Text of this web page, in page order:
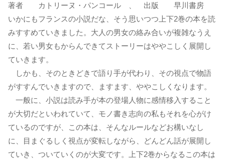
著者 カトリーヌ・パンコール 、 出版 早川書房
いかにもフランスの小説だな、そう思いつつ上下2巻の本を読
みすすめていきました。大人の男女の絡み合いが複雑なうえ
に、若い男女もからんできてストーリーはややこしく展開し
ていきます。
しかも、そのときどきで語り手が代わり、その視点で物語
がすすんでいきますので、ますます、ややこしくなります。
一般に、小説は読み手が本の登場人物に感情移入すること
が大切だといわれていて、モノ書き志向の私もそれを心がけ
ているのですが、この本は、そんなルールなどお構いなし
に、目まぐるしく視点が変転しながら、どんどん話が展開し
ていき、ついていくのが大変です。上下2巻からなるこの本は